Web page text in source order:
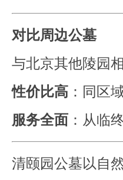
对比周边公墓
与北京其他陵园
性价比高 ：同区
服务全面 ：从临
清颐园公墓以自